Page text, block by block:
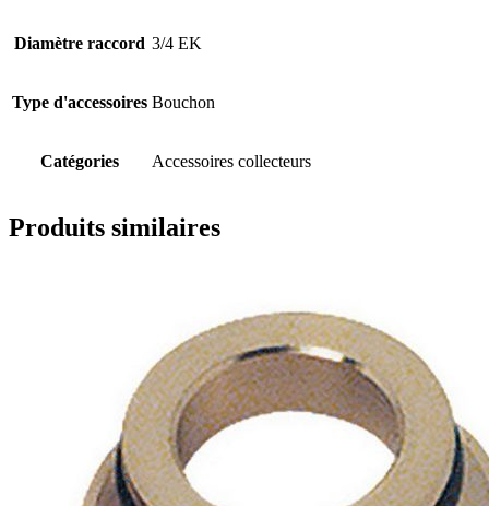
Diamètre raccord 3/4 EK
Type d'accessoires Bouchon
Catégories Accessoires collecteurs
Produits similaires